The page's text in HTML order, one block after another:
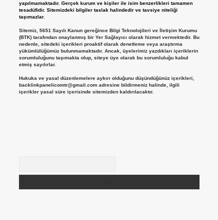
yapılmamaktadır. Gerçek kurum ve kişiler ile isim benzerlikleri tamamen
tesadüfidir. Sitemizdeki bilgiler taslak halindedir ve tavsiye niteliği
taşımazlar.
Sitemiz, 5651 Sayılı Kanun gereğince Bilgi Teknolojileri ve İletişim Kurumu
(BTK) tarafından onaylanmış bir Yer Sağlayıcı olarak hizmet vermektedir. Bu
nedenle, sitedeki içerikleri proaktif olarak denetleme veya araştırma
yükümlülüğümüz bulunmamaktadır. Ancak, üyelerimiz yazdıkları içeriklerin
sorumluluğunu taşımakta olup, siteye üye olarak bu sorumluluğu kabul
etmiş sayılırlar.
Hukuka ve yasal düzenlemelere aykırı olduğunu düşündüğünüz içerikleri,
backlinkpanelicomtr@gmail.comadresine bildirmeniz halinde, ilgili
içerikler yasal süre içerisinde sitemizden kaldırılacaktır.